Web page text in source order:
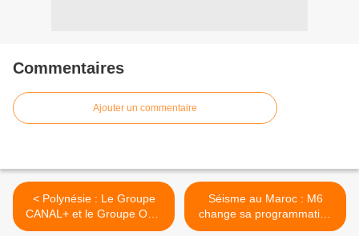
Commentaires
Ajouter un commentaire
< Polynésie : Le Groupe
CANAL+ et le Groupe OPT
signent un partenariat pour
Séisme au Maroc : M6
change sa programmation
ce soir ! >